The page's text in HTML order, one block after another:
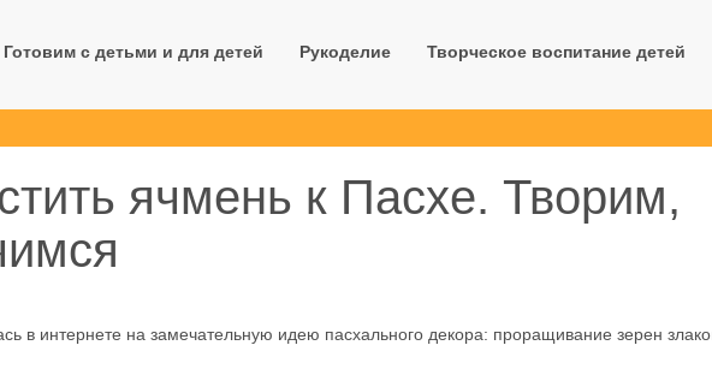
Готовим с детьми и для детей Рукоделие Творческое воспитание детей
ячмень к Пасхе. Творим,
в интернете на замечательную идею пасхального декора: проращивание зерен